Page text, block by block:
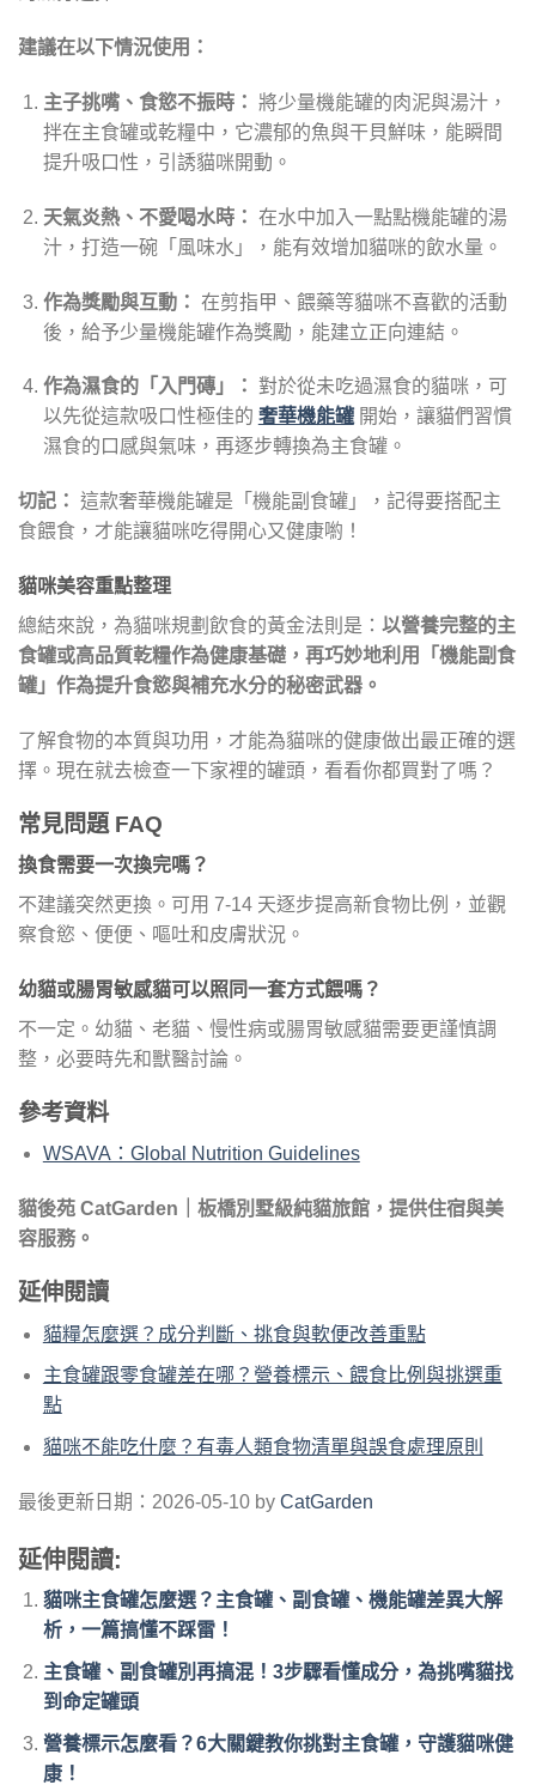
建議在以下情況使用：
主子挑嘴、食慾不振時： 將少量機能罐的肉泥與湯汁，
拌在主食罐或乾糧中，它濃郁的魚與干貝鮮味，能瞬間
提升吸口性，引誘貓咪開動。
天氣炎熱、不愛喝水時： 在水中加入一點點機能罐的湯
汁，打造一碗「風味水」，能有效增加貓咪的飲水量。
作為獎勵與互動： 在剪指甲、餵藥等貓咪不喜歡的活動
後，給予少量機能罐作為獎勵，能建立正向連結。
作為濕食的「入門磚」： 對於從未吃過濕食的貓咪，可
以先從這款吸口性極佳的 奢華機能罐開始，讓貓們習慣
濕食的口感與氣味，再逐步轉換為主食罐。
切記： 這款奢華機能罐是「機能副食罐」，記得要搭配主
食餵食，才能讓貓咪吃得開心又健康喲！
貓咪美容重點整理
總結來說，為貓咪規劃飲食的黃金法則是： 以營養完整的主
食罐或高品質乾糧作為健康基礎，再巧妙地利用「機能副食
罐」作為提升食慾與補充水分的秘密武器。
了解食物的本質與功用，才能為貓咪的健康做出最正確的選
擇。現在就去檢查一下家裡的罐頭，看看你都買對了嗎？
常見問題 FAQ
換食需要一次換完嗎？
不建議突然更換。可用 7-14 天逐步提高新食物比例，並觀
察食慾、便便、嘔吐和皮膚狀況。
幼貓或腸胃敏感貓可以照同一套方式餵嗎？
不一定。幼貓、老貓、慢性病或腸胃敏感貓需要更謹慎調
整，必要時先和獸醫討論。
參考資料
WSAVA：Global Nutrition Guidelines
貓後苑 CatGarden｜板橋別墅級純貓旅館，提供住宿與美
容服務。
延伸閱讀
貓糧怎麼選？成分判斷、挑食與軟便改善重點
主食罐跟零食罐差在哪？營養標示、餵食比例與挑選重
點
貓咪不能吃什麼？有毒人類食物清單與誤食處理原則
最後更新日期：2026-05-10 by CatGarden
延伸閱讀:
貓咪主食罐怎麼選？主食罐、副食罐、機能罐差異大解
析，一篇搞懂不踩雷！
主食罐、副食罐別再搞混！3步驟看懂成分，為挑嘴貓找
到命定罐頭
營養標示怎麼看？6大關鍵教你挑對主食罐，守護貓咪健
康！